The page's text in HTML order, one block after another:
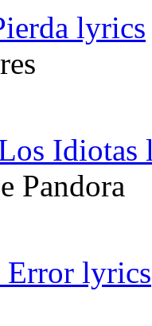
lyrics
Idiotas
Pandora
Error lyrics